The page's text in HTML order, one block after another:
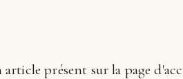
présent sur la page